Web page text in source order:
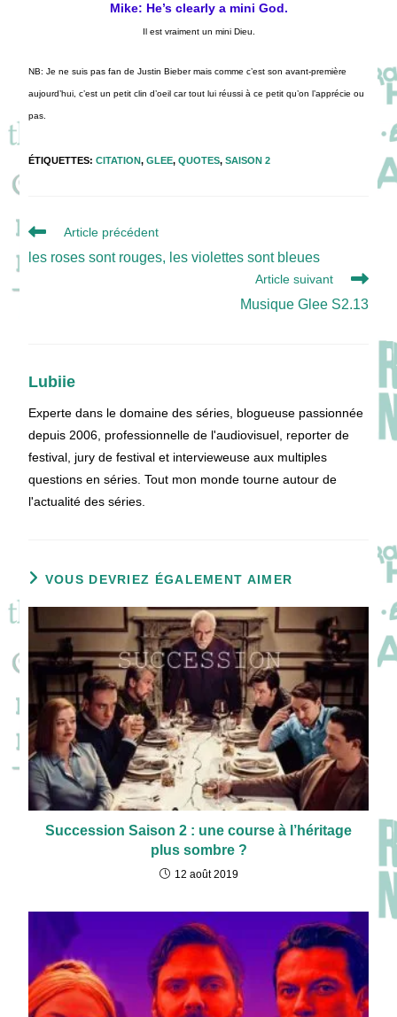
Mike: He’s clearly a mini God.
Il est vraiment un mini Dieu.
NB: Je ne suis pas fan de Justin Bieber mais comme c’est son avant-première
aujourd’hui, c’est un petit clin d’oeil car tout lui réussi à ce petit qu’on l’apprécie ou
pas.
ÉTIQUETTES:CITATION, GLEE, QUOTES, SAISON 2
Read
articles
Article précédent
les roses sont rouges, les violettes sont bleues
Article suivant
Musique Glee S2.13
Lubiie
Experte dans le domaine des séries, blogueuse passionnée
depuis 2006, professionnelle de l'audiovisuel, reporter de
festival, jury de festival et intervieweuse aux multiples
questions en séries. Tout mon monde tourne autour de
l'actualité des séries.
VOUS DEVRIEZ ÉGALEMENT AIMER
Succession Saison 2 : une course à l’héritage
plus sombre ?
12 août 2019